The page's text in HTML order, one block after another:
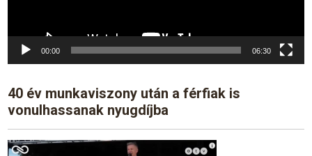
00:00 06:30
40 év munkaviszony után a férfiak is
vonulhassanak nyugdíjba